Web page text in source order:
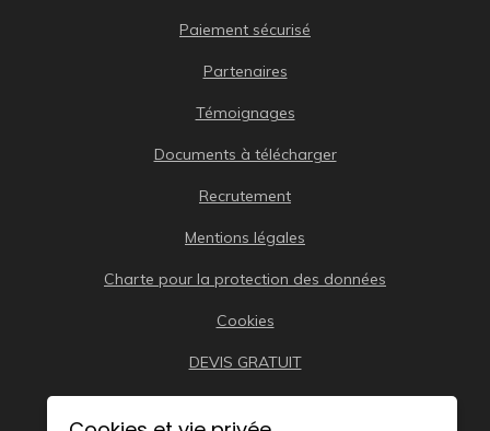
Paiement sécurisé
Partenaires
Témoignages
Documents à télécharger
Recrutement
Mentions légales
Charte pour la protection des données
Cookies
DEVIS GRATUIT